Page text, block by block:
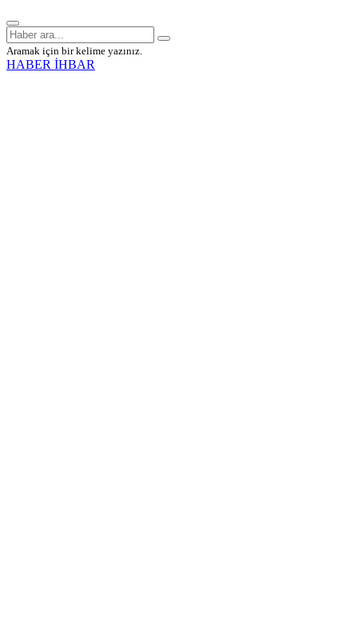
Aramak için bir kelime yazınız.
HABER İHBAR